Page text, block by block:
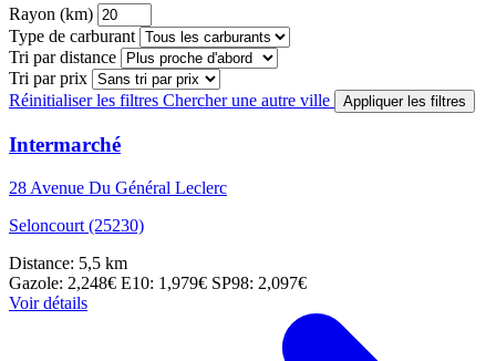
Rayon (km)
Type de carburant
Tri par distance
Tri par prix
Réinitialiser les filtres Chercher une autre ville Appliquer les filtres
Intermarché
28 Avenue Du Général Leclerc
Seloncourt (25230)
Distance: 5,5 km
Gazole: 2,248€ E10: 1,979€ SP98: 2,097€
Voir détails